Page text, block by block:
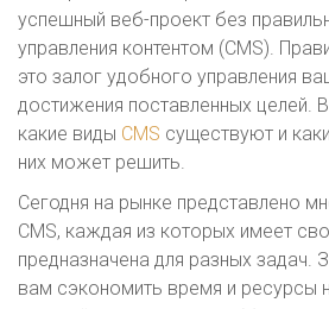
успешный веб-проект без
управления контентом (CMS).
это залог удобного управления
достижения поставленных целей.
какие виды CMS существуют и
них может решить.
Сегодня на рынке представлено
CMS, каждая из которых имеет
предназначена для разных задач.
вам сэкономить время и ресурсы